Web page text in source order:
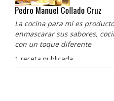
Pedro Manuel Collado Cruz
La cocina para mi es
enmascarar sus sabores,
con un toque diferente
1 receta publicada